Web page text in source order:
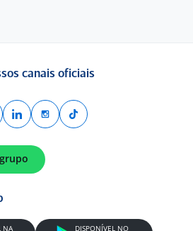
canais oficiais
NA DISPONÍVEL NO